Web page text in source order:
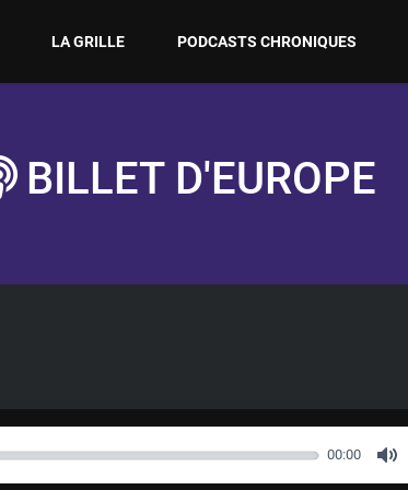
LA GRILLE PODCASTS CHRONIQUES
BILLET D'EUROPE
00:00
M